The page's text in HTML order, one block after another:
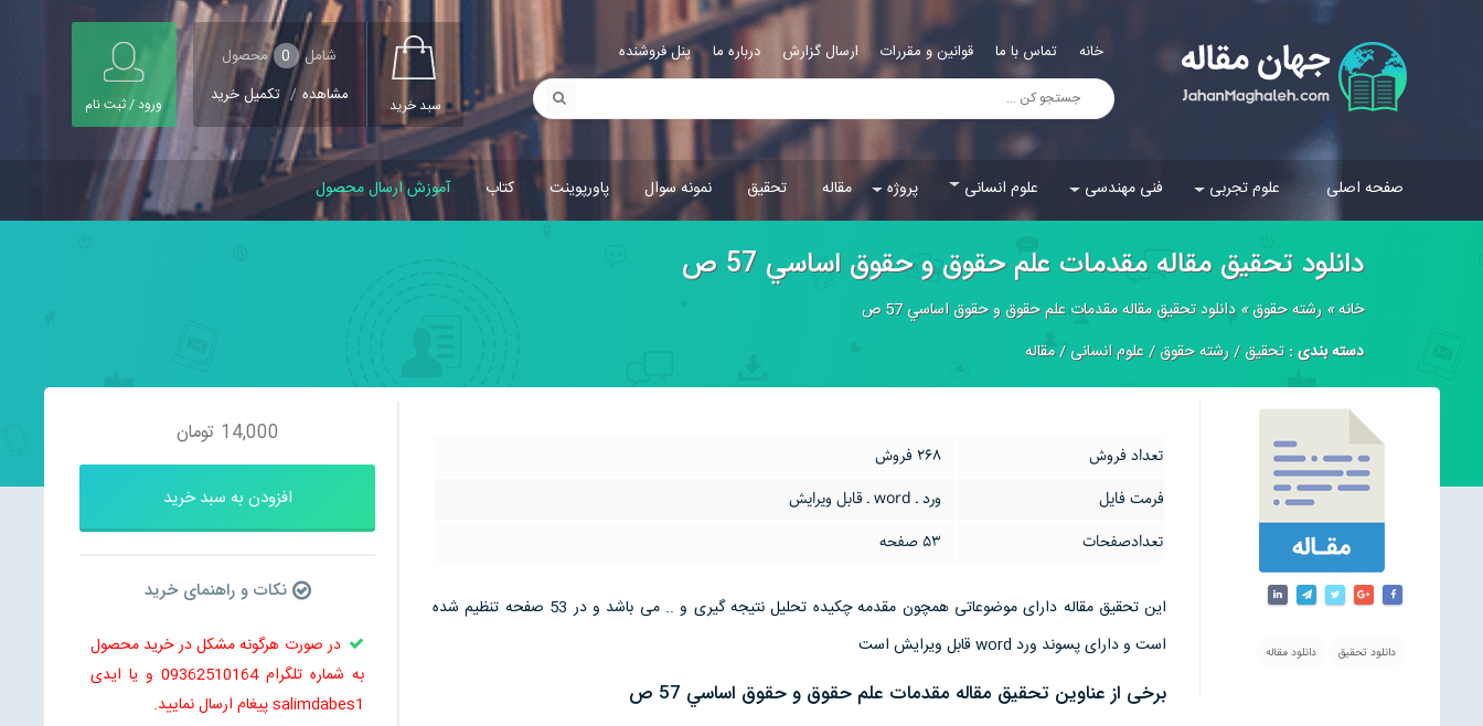
خانه تماس با ما قوانین و مقررات ارسال گزارش درباره ما پنل فروشنده
سبد خرید
شامل 0 محصول
مشاهده / تکمیل خرید ورود / ثبت نام
صفحه اصلی علوم تجربی فنی مهندسی علوم انسانی پروژه مقاله تحقیق نمونه سوال پاورپوینت کتاب آموزش ارسال محصول
دانلود تحقیق مقاله مقدمات علم حقوق و حقوق اساسي 57 ص
خانه» رشته حقوق»دانلود تحقیق مقاله مقدمات علم حقوق و حقوق اساسي 57 ص
دسته بندی :تحقیق/رشته حقوق/علوم انسانی/مقاله
دانلود تحقیق دانلود مقاله
تعداد فروش
268 فروش
فرمت فایل
ورد ـ word ـ قابل ویرایش
تعدادصفحات
53 صفحه
این تحقیق مقاله دارای موضوعاتی همچون مقدمه چکیده تحلیل نتیجه گیری و .. می باشد و در 53 صفحه تنظیم شده
است و دارای پسوند ورد word قابل ویرایش است
برخی از عناوین تحقیق مقاله مقدمات علم حقوق و حقوق اساسي 57 ص
14,000 تومان
افزودن به سبد خرید
نکات و راهنمای خرید
در صورت هرگونه مشکل در خرید محصول
به شماره تلگرام 09362510164 و یا ایدی
salimdabes1 پیغام ارسال نمایید.